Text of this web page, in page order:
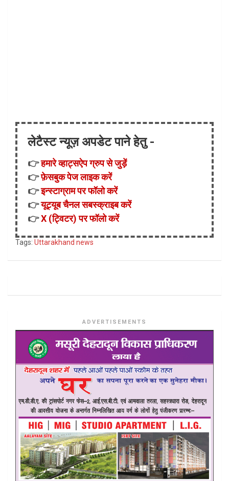
लेटैस्ट न्यूज़ अपडेट पाने हेतु -
👉हमारे व्हाट्सऐप ग्रुप से जुड़ें
👉फ़ेसबुक पेज लाइक करें
👉इन्स्टाग्राम पर फॉलो करें
👉यूट्यूब चैनल सबस्क्राइब करें
👉X (ट्विटर) पर फॉलो करें
Tags: Uttarakhand news
ADVERTISEMENTS